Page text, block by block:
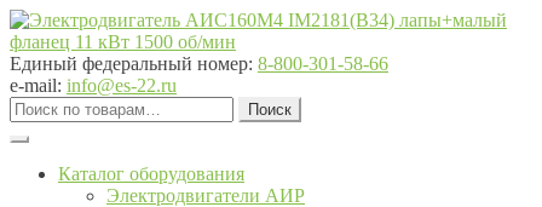
Перейти
к
навигации
Перейти
к
содержимому
Единый федеральный номер: 8-800-301-58-66
e-mail: info@es-22.ru
Искать:
Поиск
Каталог оборудования
Электродвигатели АИР